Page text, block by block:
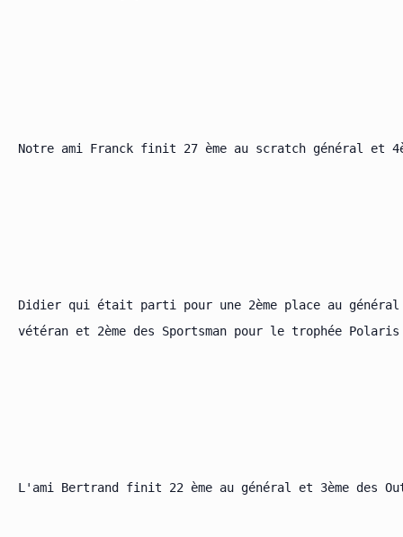
Notre ami Franck finit 27 ème au scratch général et
Didier qui était parti pour une 2ème place au général
vétéran et 2ème des Sportsman pour le trophée
L'ami Bertrand finit 22 ème au général et 3ème des